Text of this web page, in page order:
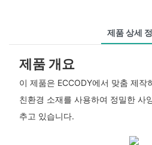
제품 상세
제품 개요
이 제품은 ECCODY에서 맞춤 제작
친환경 소재를 사용하여 정밀한 사
추고 있습니다.